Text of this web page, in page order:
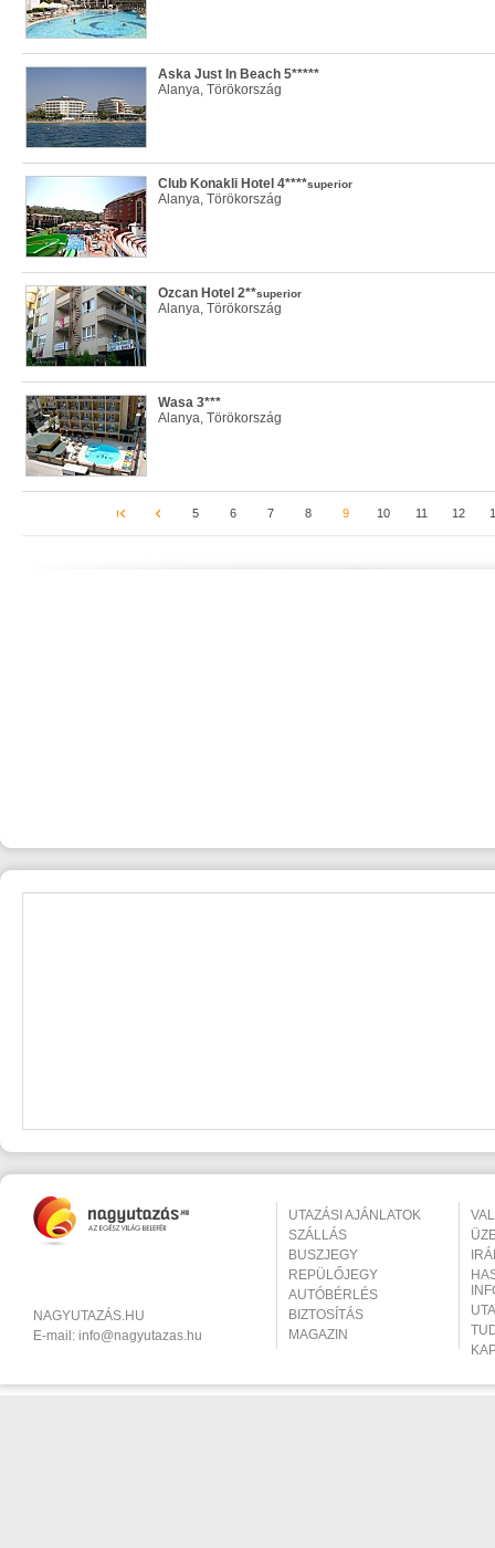
Aska Just In Beach 5*****
Alanya, Törökország
Club Konakli Hotel 4****superior
Alanya, Törökország
Ozcan Hotel 2**superior
Alanya, Törökország
Wasa 3***
Alanya, Törökország
5 6 7 8 9 10 11 12
NAGYUTAZÁS.HU
E-mail: info@nagyutazas.hu
UTAZÁSI AJÁNLATOK
SZÁLLÁS
BUSZJEGY
REPÜLŐJEGY
AUTÓBÉRLÉS
BIZTOSÍTÁS
MAGAZIN